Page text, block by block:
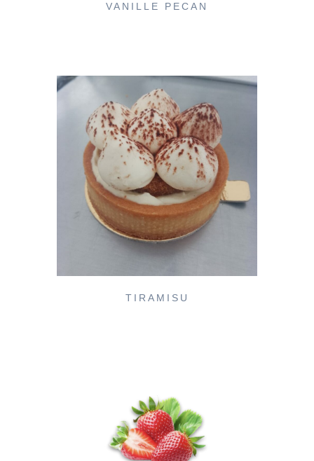
VANILLE PECAN
TIRAMISU